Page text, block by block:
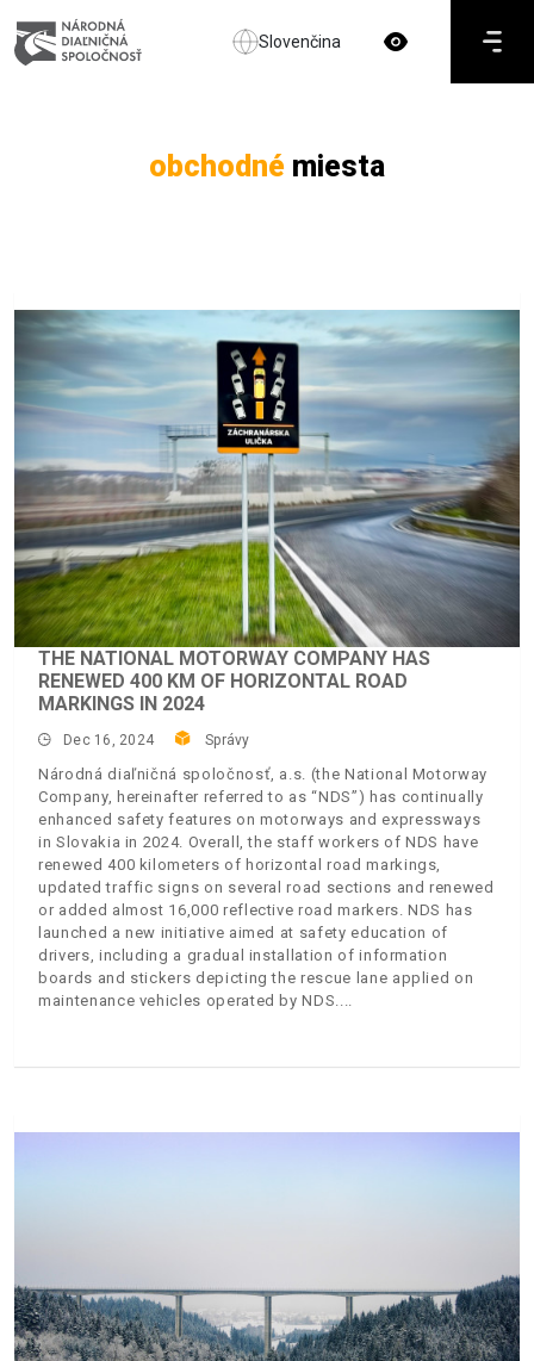
Slovenčina
obchodné miesta
THE NATIONAL MOTORWAY COMPANY HAS
RENEWED 400 KM OF HORIZONTAL ROAD
MARKINGS IN 2024
Dec 16, 2024 Správy
Národná diaľničná spoločnosť, a.s. (the National Motorway
Company, hereinafter referred to as “NDS”) has continually
enhanced safety features on motorways and expressways
in Slovakia in 2024. Overall, the staff workers of NDS have
renewed 400 kilometers of horizontal road markings,
updated traffic signs on several road sections and renewed
or added almost 16,000 reflective road markers. NDS has
launched a new initiative aimed at safety education of
drivers, including a gradual installation of information
boards and stickers depicting the rescue lane applied on
maintenance vehicles operated by NDS.